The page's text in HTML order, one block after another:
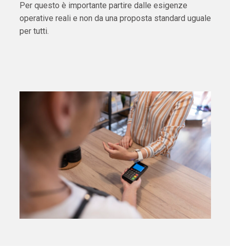
Per questo è importante partire dalle esigenze
operative reali e non da una proposta standard uguale
per tutti.